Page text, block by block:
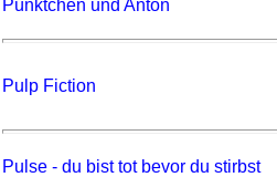
Pünktchen und Anton
Pulp Fiction
Pulse - du bist tot bevor du stirbst